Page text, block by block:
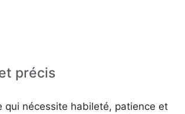
précis
nécessite habileté, patience et